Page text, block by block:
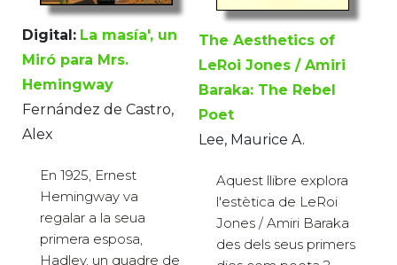
Digital: La masía', un
Miró para Mrs.
Hemingway
Fernández de Castro,
Alex
En 1925, Ernest
Hemingway va
regalar a la seua
primera esposa,
Hadley, un quadre de
The Aesthetics of
LeRoi Jones / Amiri
Baraka: The Rebel
Poet
Lee, Maurice A.
Aquest llibre explora
l'estètica de LeRoi
Jones / Amiri Baraka
des dels seus primers